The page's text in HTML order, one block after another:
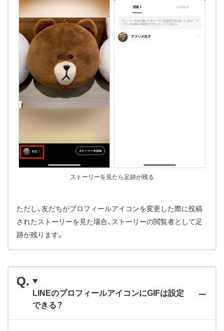
ストーリーを見たら足跡が残る
ただし、友だちがプロフィールアイコンを変更した際に投稿
されたストーリーを見た場合、ストーリーの閲覧者として足
跡が残ります。
LINEのプロフィールアイコンにGIFは設定
できる？